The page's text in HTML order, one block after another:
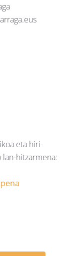
eta hiri-
hitzarmena: